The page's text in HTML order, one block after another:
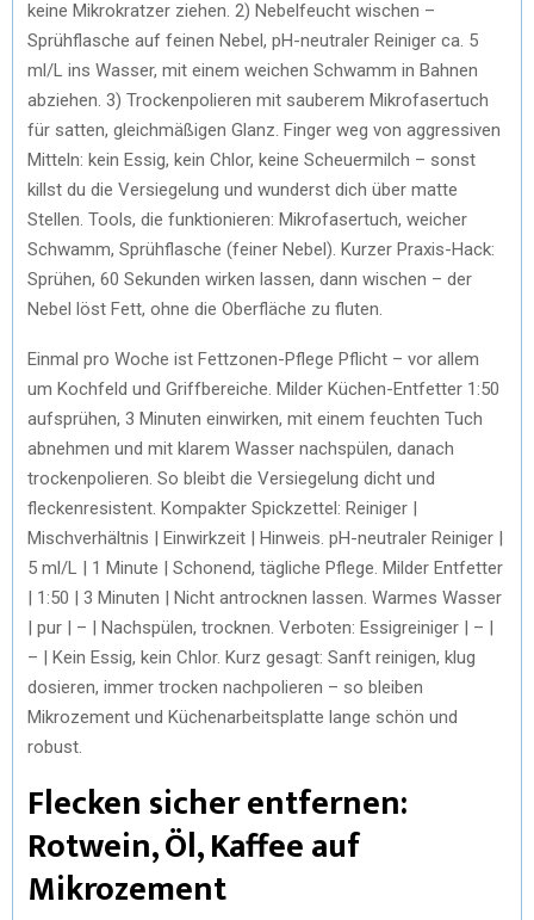
keine Mikrokratzer ziehen. 2) Nebelfeucht wischen –
Sprühflasche auf feinen Nebel, pH-neutraler Reiniger ca. 5
ml/L ins Wasser, mit einem weichen Schwamm in Bahnen
abziehen. 3) Trockenpolieren mit sauberem Mikrofasertuch
für satten, gleichmäßigen Glanz. Finger weg von aggressiven
Mitteln: kein Essig, kein Chlor, keine Scheuermilch – sonst
killst du die Versiegelung und wunderst dich über matte
Stellen. Tools, die funktionieren: Mikrofasertuch, weicher
Schwamm, Sprühflasche (feiner Nebel). Kurzer Praxis-Hack:
Sprühen, 60 Sekunden wirken lassen, dann wischen – der
Nebel löst Fett, ohne die Oberfläche zu fluten.
Einmal pro Woche ist Fettzonen-Pflege Pflicht – vor allem
um Kochfeld und Griffbereiche. Milder Küchen-Entfetter 1:50
aufsprühen, 3 Minuten einwirken, mit einem feuchten Tuch
abnehmen und mit klarem Wasser nachspülen, danach
trockenpolieren. So bleibt die Versiegelung dicht und
fleckenresistent. Kompakter Spickzettel: Reiniger |
Mischverhältnis | Einwirkzeit | Hinweis. pH-neutraler Reiniger |
5 ml/L | 1 Minute | Schonend, tägliche Pflege. Milder Entfetter
| 1:50 | 3 Minuten | Nicht antrocknen lassen. Warmes Wasser
| pur | – | Nachspülen, trocknen. Verboten: Essigreiniger | – |
– | Kein Essig, kein Chlor. Kurz gesagt: Sanft reinigen, klug
dosieren, immer trocken nachpolieren – so bleiben
Mikrozement und Küchenarbeitsplatte lange schön und
robust.
Flecken sicher entfernen:
Rotwein, Öl, Kaffee auf
Mikrozement